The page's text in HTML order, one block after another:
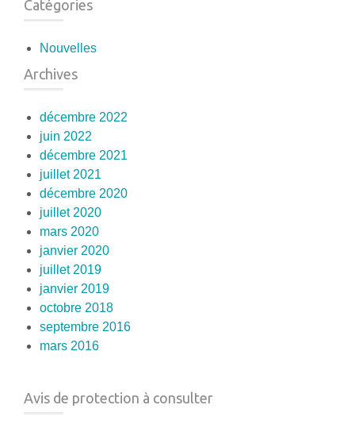
Catégories
Nouvelles
Archives
décembre 2022
juin 2022
décembre 2021
juillet 2021
décembre 2020
juillet 2020
mars 2020
janvier 2020
juillet 2019
janvier 2019
octobre 2018
septembre 2016
mars 2016
Avis de protection à consulter